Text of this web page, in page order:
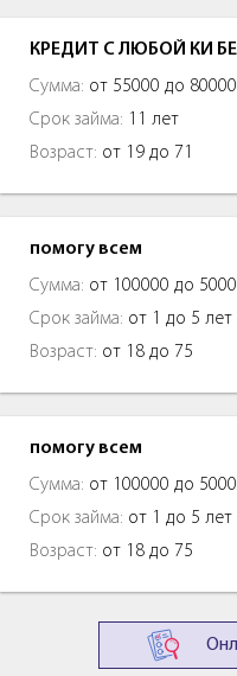
КРЕДИТ С ЛЮБОЙ КИ
Сумма: от 55000 до
Срок займа: 11 лет
Возраст: от 19 до 71
помогу всем
Сумма: от 100000 до
Срок займа: от 1 до 5 лет
Возраст: от 18 до 75
помогу всем
Сумма: от 100000 до
Срок займа: от 1 до 5 лет
Возраст: от 18 до 75